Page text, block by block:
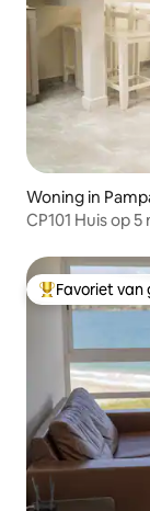
Woning in
CP101 Huis op
Topfavoriet
Favoriet van